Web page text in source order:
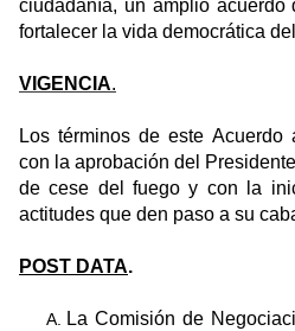
ciudadanía, un amplio acuerdo
fortalecer la vida democrática
VIGENCIA.
Los términos de este Acuerdo
con la aprobación del
de cese del fuego y con la
actitudes que den paso a su
POST DATA.
La Comisión de